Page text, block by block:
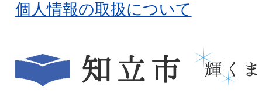
個人情報の取扱について